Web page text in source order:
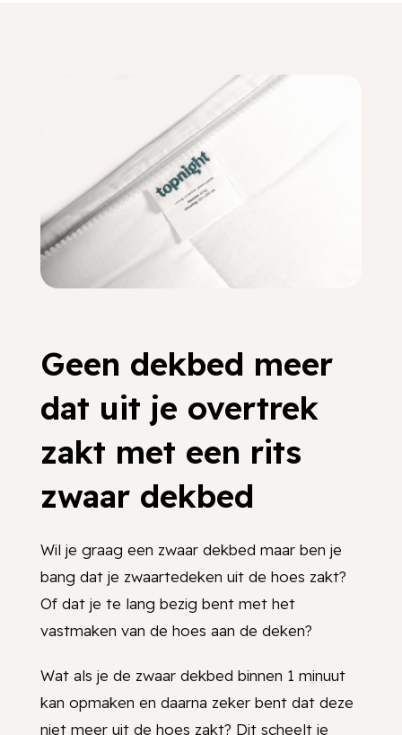
Geen dekbed meer
dat uit je overtrek
zakt met een rits
zwaar dekbed
Wil je graag een zwaar dekbed maar ben je
bang dat je zwaartedeken uit de hoes zakt?
Of dat je te lang bezig bent met het
vastmaken van de hoes aan de deken?
Wat als je de zwaar dekbed binnen 1 minuut
kan opmaken en daarna zeker bent dat deze
niet meer uit de hoes zakt? Dit scheelt je